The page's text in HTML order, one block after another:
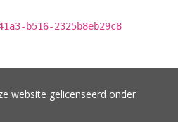
b516-2325b8eb29c8
website gelicenseerd onder